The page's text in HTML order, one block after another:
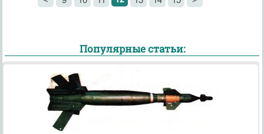
Популярные статьи: